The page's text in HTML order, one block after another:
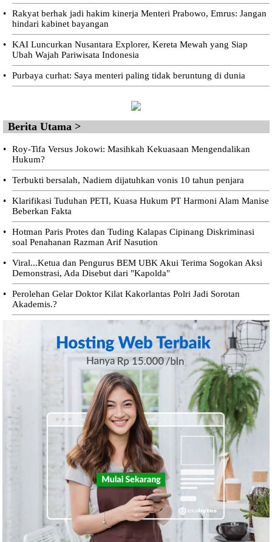
•
Rakyat berhak jadi hakim kinerja Menteri Prabowo, Emrus: Jangan
hindari kabinet bayangan
•
KAI Luncurkan Nusantara Explorer, Kereta Mewah yang Siap
Ubah Wajah Pariwisata Indonesia
• Purbaya curhat: Saya menteri paling tidak beruntung di dunia
Berita Utama >
•
Roy-Tifa Versus Jokowi: Masihkah Kekuasaan Mengendalikan
Hukum?
• Terbukti bersalah, Nadiem dijatuhkan vonis 10 tahun penjara
•
Klarifikasi Tuduhan PETI, Kuasa Hukum PT Harmoni Alam Manise
Beberkan Fakta
•
Hotman Paris Protes dan Tuding Kalapas Cipinang Diskriminasi
soal Penahanan Razman Arif Nasution
•
Viral...Ketua dan Pengurus BEM UBK Akui Terima Sogokan Aksi
Demonstrasi, Ada Disebut dari "Kapolda"
•
Perolehan Gelar Doktor Kilat Kakorlantas Polri Jadi Sorotan
Akademis.?